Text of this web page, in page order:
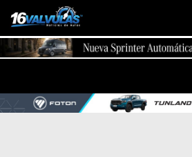
Saltar al contenido